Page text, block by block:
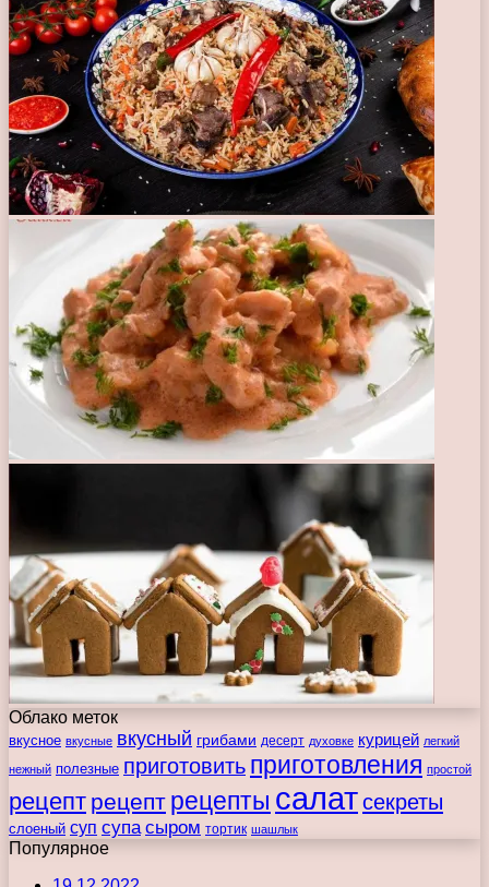
Облако меток
вкусное вкусные вкусный грибами десерт духовке курицей легкий
нежный полезные приготовить приготовления простой
рецепт рецепт рецепты салатсекреты
слоеный суп супа сыром тортик шашлык
Популярное